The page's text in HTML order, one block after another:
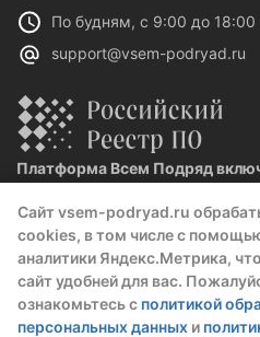
Сайт vsem-podryad.ru
cookies, в том числе с
аналитики Яндекс.Метрика,
сайт удобней для вас.
ознакомьтесь с политикой
персональных данных и
По будням, с 9:00 до
support@vsem-podryad.ru
Платформа Всем Подряд
Реестровая запись №32021 от
Политика конфиденциальности